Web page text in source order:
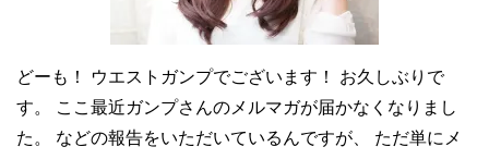
どーも！ ウエストガンプでございます！ お久しぶりで
す。 ここ最近ガンプさんのメルマガが届かなくなりまし
た。 などの報告をいただいているんですが、 ただ単にメ